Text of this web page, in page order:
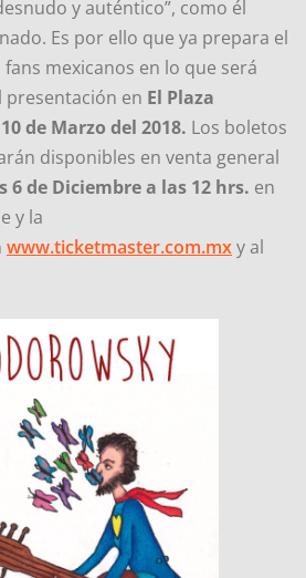
y auténtico”, como él
Es por ello que ya prepara el
mexicanos en lo que será
presentación en El Plaza
10 de Marzo del 2018. Los boletos
disponibles en venta general
6 de Diciembre a las 12 hrs. en
y la
www.ticketmaster.com.mxy al